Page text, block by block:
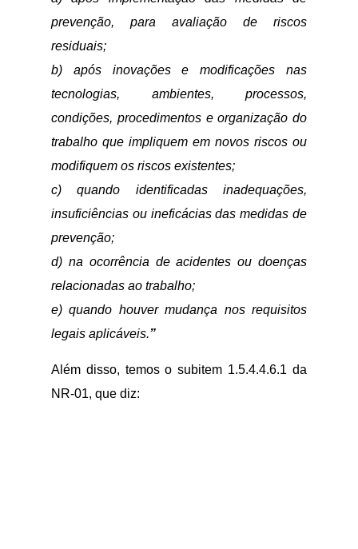
prevenção, para avaliação de riscos
residuais;
b) após inovações e modificações nas
tecnologias, ambientes, processos,
condições, procedimentos e organização do
trabalho que impliquem em novos riscos ou
modifiquem os riscos existentes;
c) quando identificadas inadequações,
insuficiências ou ineficácias das medidas de
prevenção;
d) na ocorrência de acidentes ou doenças
relacionadas ao trabalho;
e) quando houver mudança nos requisitos
legais aplicáveis.”
Além disso, temos o subitem 1.5.4.4.6.1 da
NR-01, que diz: